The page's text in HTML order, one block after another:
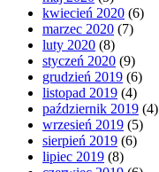
kwiecień 2020 (6)
marzec 2020 (7)
luty 2020 (8)
styczeń 2020 (9)
grudzień 2019 (6)
listopad 2019 (4)
październik 2019 (4)
wrzesień 2019 (5)
sierpień 2019 (6)
lipiec 2019 (8)